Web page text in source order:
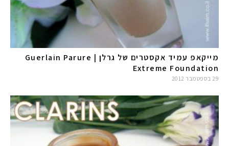
מייקאפ עמיד אקסטרים של גרלן | Guerlain Parure
Extreme Foundation
29 בספטמבר 2012